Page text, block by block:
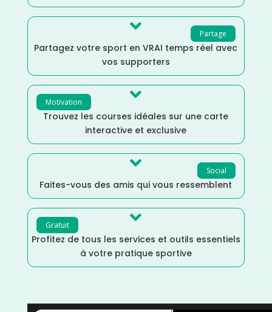
Partage

Partagez votre sport en VRAI temps réel avec
vos supporters
Motivation 
Trouvez les courses idéales sur une carte
interactive et exclusive
Social

Faites-vous des amis qui vous ressemblent
Gratuit 
Profitez de tous les services et outils essentiels
à votre pratique sportive